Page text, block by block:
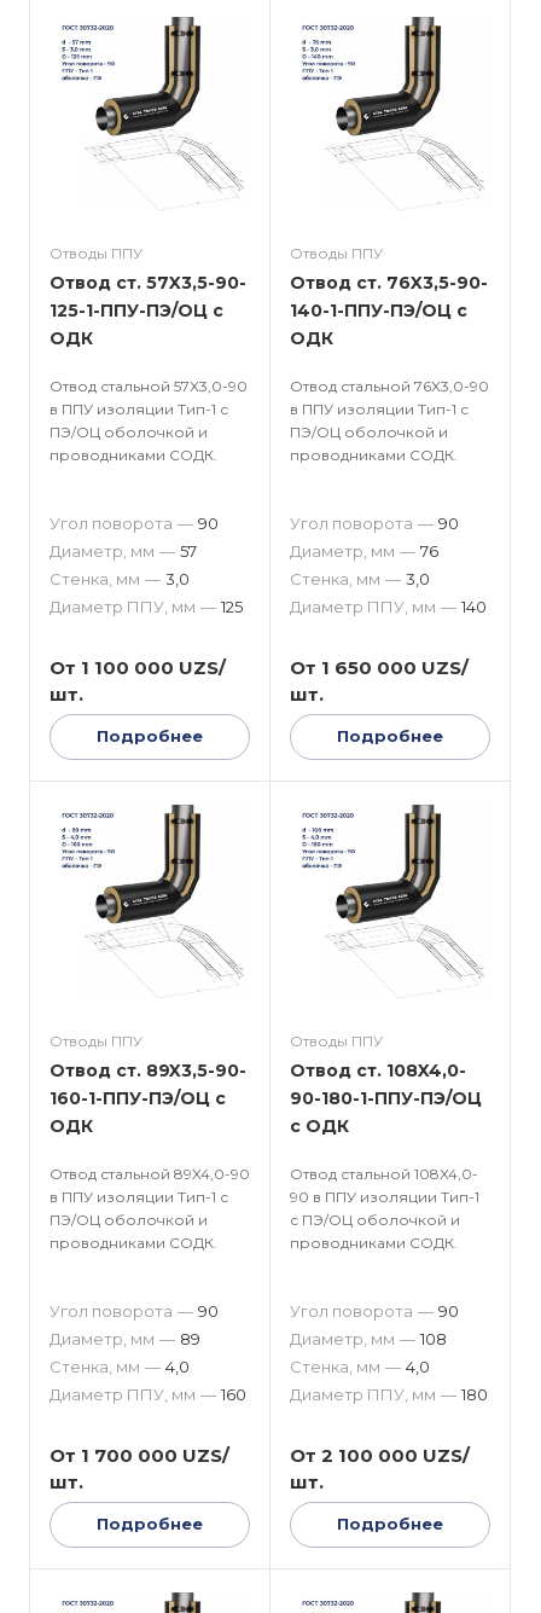
Отводы ППУ
Отвод ст. 57X3,5-90-
125-1-ППУ-ПЭ/ОЦ с
ОДК
Отвод стальной 57X3,0-90
в ППУ изоляции Тип-1 с
ПЭ/ОЦ оболочкой и
проводниками СОДК.
Угол поворота — 90
Диаметр, мм — 57
Стенка, мм — 3,0
Диаметр ППУ, мм — 125
От 1 100 000 UZS/
шт.
Подробнее
Отводы ППУ
Отвод ст. 76X3,5-90-
140-1-ППУ-ПЭ/ОЦ с
ОДК
Отвод стальной 76X3,0-90
в ППУ изоляции Тип-1 с
ПЭ/ОЦ оболочкой и
проводниками СОДК.
Угол поворота — 90
Диаметр, мм — 76
Стенка, мм — 3,0
Диаметр ППУ, мм — 140
От 1 650 000 UZS/
шт.
Подробнее
Отводы ППУ
Отвод ст. 89X3,5-90-
160-1-ППУ-ПЭ/ОЦ с
ОДК
Отвод стальной 89X4,0-90
в ППУ изоляции Тип-1 с
ПЭ/ОЦ оболочкой и
проводниками СОДК.
Угол поворота — 90
Диаметр, мм — 89
Стенка, мм — 4,0
Диаметр ППУ, мм — 160
От 1 700 000 UZS/
шт.
Подробнее
Отводы ППУ
Отвод ст. 108X4,0-
90-180-1-ППУ-ПЭ/ОЦ
с ОДК
Отвод стальной 108X4,0-
90 в ППУ изоляции Тип-1
с ПЭ/ОЦ оболочкой и
проводниками СОДК.
Угол поворота — 90
Диаметр, мм — 108
Стенка, мм — 4,0
Диаметр ППУ, мм — 180
От 2 100 000 UZS/
шт.
Подробнее